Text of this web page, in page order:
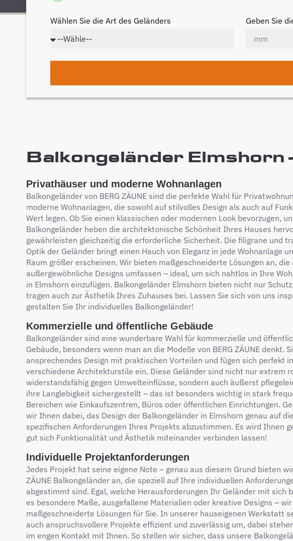
Wählen Sie die Art des Geländers Geben Sie
Balkongeländer
Privathäuser und moderne Wohnanlagen
Balkongeländer von BERG ZÄUNE sind die perfekte Wahl für
moderne Wohnanlagen, die sowohl auf stilvolles Design als auch auf
Wert legen. Ob Sie einen klassischen oder modernen Look bevorzugen,
Balkongeländer heben die architektonische Schönheit Ihres Hauses
gewährleisten gleichzeitig die erforderliche Sicherheit. Die filigrane und
Optik der Geländer bringt einen Hauch von Eleganz in jede Wohnanlage
Raum größer erscheinen. Wir bieten maßgeschneiderte Lösungen an, die
außergewöhnliche Designs umfassen – ideal, um sich nahtlos in Ihre
in Elmshorn einzufügen. Balkongeländer Elmshorn bieten nicht nur
tragen auch zur Ästhetik Ihres Zuhauses bei. Lassen Sie sich von uns
gestalten Sie Ihr individuelles Balkongeländer!
Kommerzielle und öffentliche Gebäude
Balkongeländer sind eine wunderbare Wahl für kommerzielle und
Gebäude, besonders wenn man an die Modelle von BERG ZÄUNE denkt.
ansprechendes Design mit praktischen Vorteilen und fügen sich perfekt in
verschiedene Architekturstile ein. Diese Geländer sind nicht nur extrem
widerstandsfähig gegen Umwelteinflüsse, sondern auch äußerst
ihre Langlebigkeit sichergestellt – das ist besonders wichtig in stark
Bereichen wie Einkaufszentren, Büros oder öffentlichen Einrichtungen.
wir Ihnen dabei, das Design der Balkongeländer in Elmshorn genau auf die
spezifischen Anforderungen Ihres Projekts abzustimmen. Es wird Ihnen
gut sich Funktionalität und Ästhetik miteinander verbinden lassen!
Individuelle Projektanforderungen
Jedes Projekt hat seine eigene Note – genau aus diesem Grund bieten
ZÄUNE Balkongeländer an, die speziell auf Ihre individuellen
abgestimmt sind. Egal, welche Herausforderungen Ihr Geländer mit sich
es besondere Maße, ausgefallene Materialien oder kreative Designs –
maßgeschneiderte Lösungen für Sie. In unserer hauseigenen Werkstatt
auch anspruchsvollere Projekte effizient und zuverlässig um, dabei
im engen Kontakt mit Ihnen. So stellen wir sicher, dass unsere